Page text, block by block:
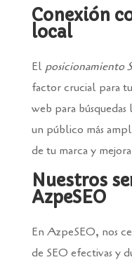
Conexión
local
El posicionamiento
factor crucial para
web para
un público más
de tu marca y
Nuestros
AzpeSEO
En AzpeSEO, nos
de SEO efectivas y